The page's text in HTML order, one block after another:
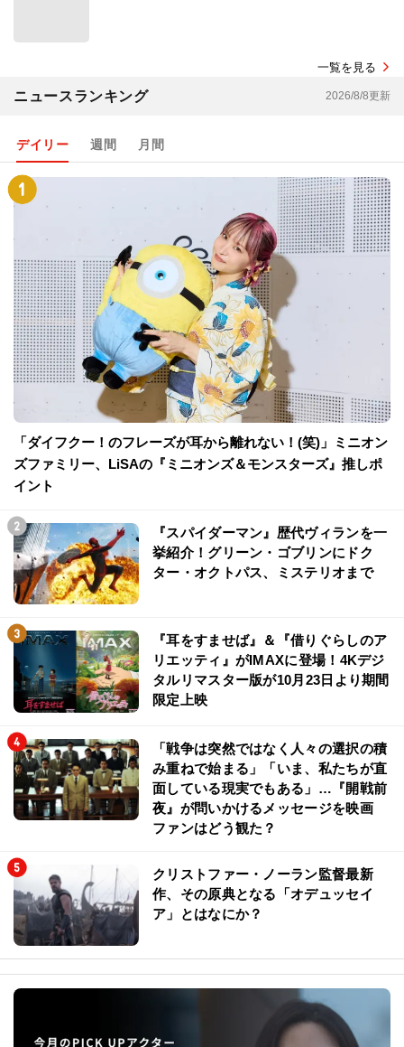
一覧を見る
ニュースランキング 2026/8/8更新
デイリー 週間 月間
「ダイフクー！のフレーズが耳から離れない！(笑)」ミニオン
ズファミリー、LiSAの『ミニオンズ＆モンスターズ』推しポ
イント
『スパイダーマン』歴代ヴィランを一
挙紹介！グリーン・ゴブリンにドク
ター・オクトパス、ミステリオまで
『耳をすませば』＆『借りぐらしのア
リエッティ』がIMAXに登場！4Kデジ
タルリマスター版が10月23日より期間
限定上映
「戦争は突然ではなく人々の選択の積
み重ねで始まる」「いま、私たちが直
面している現実でもある」…『開戦前
夜』が問いかけるメッセージを映画
ファンはどう観た？
クリストファー・ノーラン監督最新
作、その原典となる「オデュッセイ
ア」とはなにか？